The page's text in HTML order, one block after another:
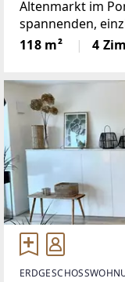
Altenmarkt im
spannenden,
lässt sich bei
Wohnungen
118 m² 4